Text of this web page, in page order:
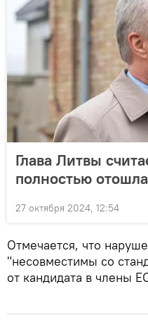
Глава Литвы
полностью
27 октября 2024, 12:54
Отмечается, что
"несовместимы со
от кандидата в члены